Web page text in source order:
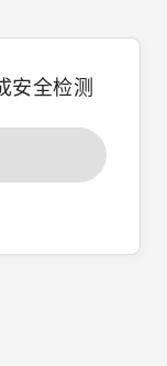
安全检测